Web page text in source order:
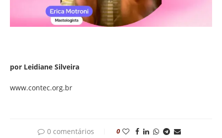
por Leidiane Silveira
www.contec.org.br
0 comentários 0